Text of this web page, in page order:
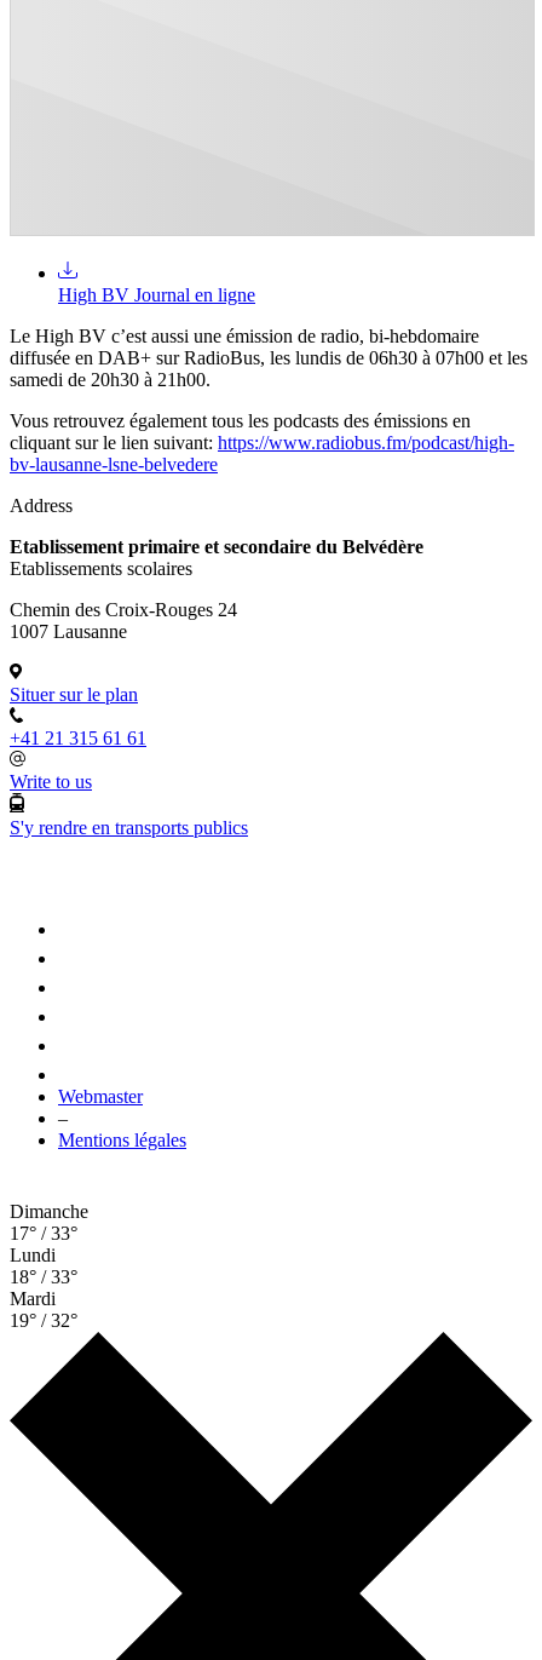
High BV Journal en ligne
Le High BV c’est aussi une émission de radio, bi-hebdomaire
diffusée en DAB+ sur RadioBus, les lundis de 06h30 à 07h00 et les
samedi de 20h30 à 21h00.
Vous retrouvez également tous les podcasts des émissions en
cliquant sur le lien suivant: https://www.radiobus.fm/podcast/high-
bv-lausanne-lsne-belvedere
Address
Etablissement primaire et secondaire du Belvédère
Etablissements scolaires
Chemin des Croix-Rouges 24
1007 Lausanne
Situer sur le plan
+41 21 315 61 61
Write to us
S'y rendre en transports publics
Webmaster
–
Mentions légales
Dimanche
17° / 33°
Lundi
18° / 33°
Mardi
19° / 32°